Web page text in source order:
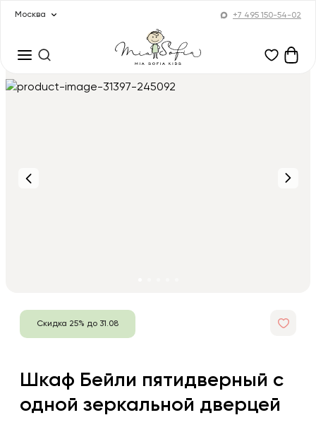
Москва +7 495 150-54-02
Скидка 25% до 31.08
Шкаф Бейли пятидверный с
одной зеркальной дверцей